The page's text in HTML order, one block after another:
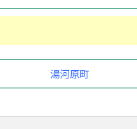
湯河原町